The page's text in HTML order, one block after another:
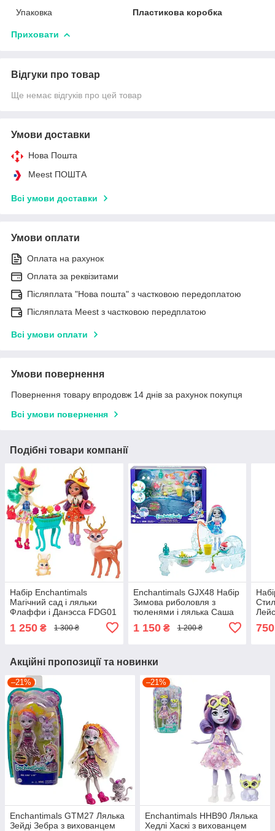
Упаковка
Пластикова коробка
Приховати
Відгуки про товар
Ще немає відгуків про цей товар
Умови доставки
Нова Пошта
Meest ПОШТА
Всі умови доставки
Умови оплати
Оплата на рахунок
Оплата за реквізитами
Післяплата "Нова пошта" з частковою передоплатою
Післяплата Meest з частковою передплатою
Всі умови оплати
Умови повернення
Повернення товару впродовж 14 днів за рахунок покупця
Всі умови повернення
Подібні товари компанії
Набір Enchantimals
Магічний сад і ляльки
Флаффи і Данэсса FDG01
1 250 ₴ 1 300 ₴
Enchantimals GJX48 Набір
Зимова риболовля з
тюленями і лялька Саша
1 150₴ 1 200 ₴ 750
Акційні пропозиції та новинки
–21%
Enchantimals GTM27 Лялька
Зейді Зебра з вихованцем
–21%
Enchantimals HHB90 Лялька
Хедлі Хаскі з вихованцем